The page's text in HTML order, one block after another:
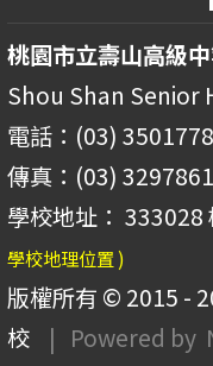
桃園市立壽山高級
Shou Shan Senior
電話：(03) 3501778
傳真：(03) 3297861
學校地址： 333028
學校地理位置 )
版權所有 © 2015 -
校
| Powered by